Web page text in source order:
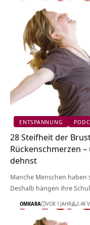
ENTSPANNUNG
28 Steifheit der
Rückenschmerzen
dehnst
Manche Menschen haben
Deshalb hängen ihre
OMKARA VOR 1 JAHR 2.4K